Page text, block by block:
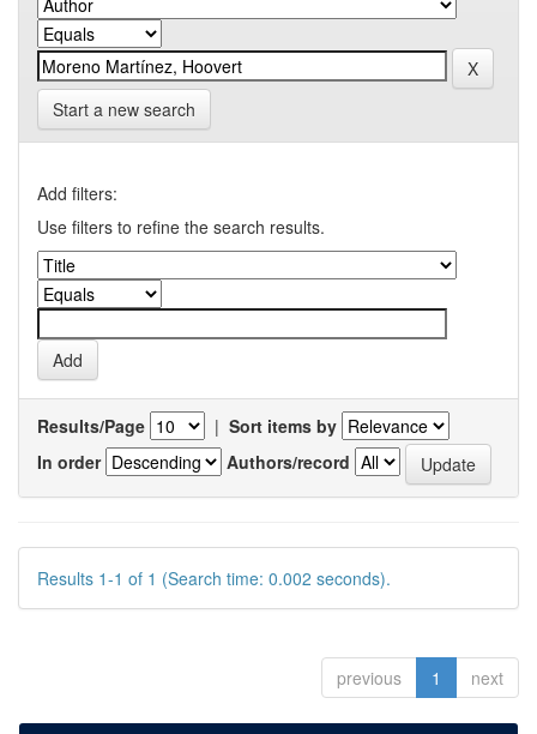
Start a new search
Add filters:
Use filters to refine the search results.
Results/Page | Sort items by
In order
Authors/record
Results 1-1 of 1 (Search time: 0.002 seconds).
previous 1 next